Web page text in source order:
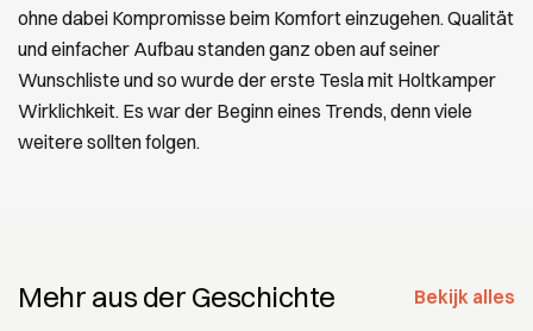
ohne dabei Kompromisse beim Komfort einzugehen. Qualität
und einfacher Aufbau standen ganz oben auf seiner
Wunschliste und so wurde der erste Tesla mit Holtkamper
Wirklichkeit. Es war der Beginn eines Trends, denn viele
weitere sollten folgen.
Mehr aus der Geschichte Bekijk alles